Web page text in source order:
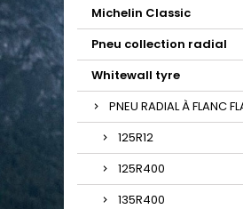
Michelin Classic
Pneu collection radial
Whitewall tyre
PNEU RADIAL À FLANC
125R12
125R400
135R400